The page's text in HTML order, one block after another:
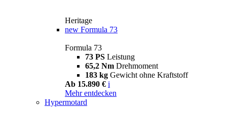
Heritage
new Formula 73
Formula 73
73 PS Leistung
65,2 Nm Drehmoment
183 kg Gewicht ohne Kraftstoff
Ab 15.890 € i
Mehr entdecken
Hypermotard